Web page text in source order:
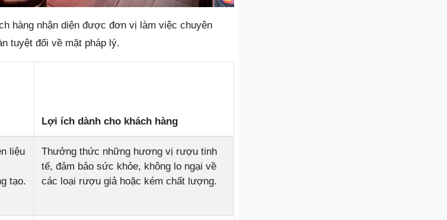
hàng nhận diện được đơn vị làm việc chuyên
tuyệt đối về mặt pháp lý.
Lợi ích dành cho khách hàng
liệu
tạo.
Thưởng thức những hương vị rượu tinh
tế, đảm bảo sức khỏe, không lo ngại về
các loại rượu giả hoặc kém chất lượng.